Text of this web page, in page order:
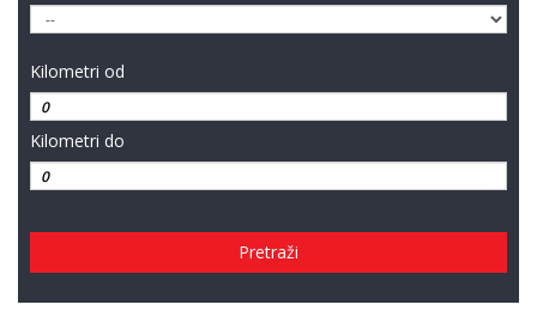
Kilometri od
Kilometri do
Pretraži